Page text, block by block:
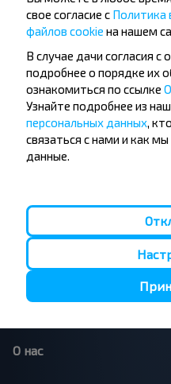
Популярные
направления
Орша - Могилёв
Минск - Несвиж
Минск - Могилёв
Минск - Пинск
Минск - Брест
Минск - Гомель
Вильнюс - Минск
Москва - Брест
Минск - Варшава
О нас
свое согласие с Политика
файлов cookie на нашем
В случае дачи согласия с
подробнее о порядке их
ознакомиться по ссылке
Узнайте подробнее из
персональных данных,
связаться с нами и как
данные.